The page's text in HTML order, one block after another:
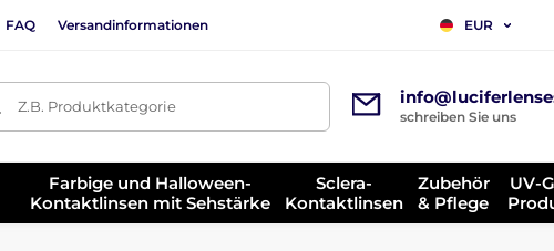
FAQ Versandinformationen EUR
Z.B. Produktkategorie
schreiben Sie uns
Farbige und Halloween-
Kontaktlinsen mit Sehstärke
Sclera-
Kontaktlinsen
Zubehör
& Pflege
UV-